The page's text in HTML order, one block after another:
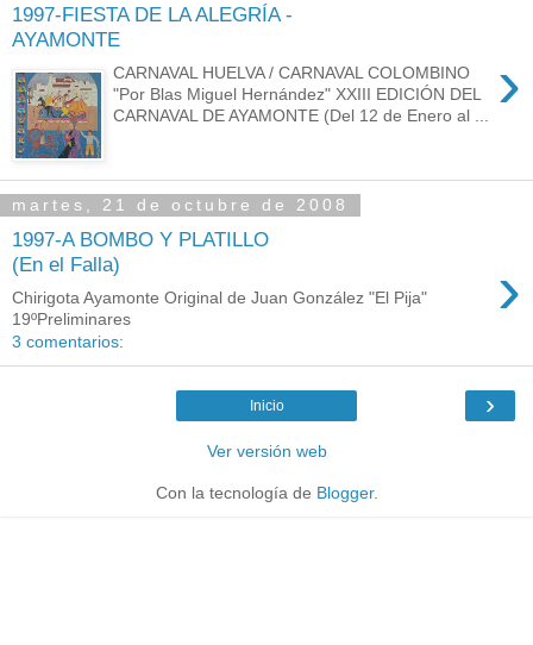
1997-FIESTA DE LA ALEGRÍA -
AYAMONTE
›
CARNAVAL HUELVA / CARNAVAL COLOMBINO
"Por Blas Miguel Hernández" XXIII EDICIÓN DEL
CARNAVAL DE AYAMONTE (Del 12 de Enero al ...
martes, 21 de octubre de 2008
1997-A BOMBO Y PLATILLO
(En el Falla)
›
Chirigota Ayamonte Original de Juan González "El Pija"
19ºPreliminares
3 comentarios:
›
Inicio
Ver versión web
Con la tecnología de Blogger.